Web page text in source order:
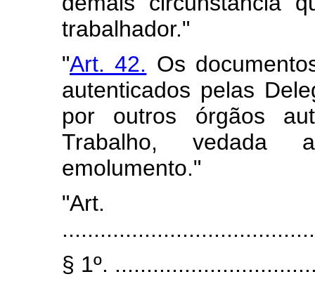
trabalhador."
"Art. 42. Os
autenticados pelas
por outros órgãos
Trabalho, vedada
emolumento."
§ 1º.